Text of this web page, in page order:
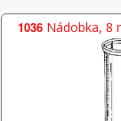
1036 Nádobka, 8